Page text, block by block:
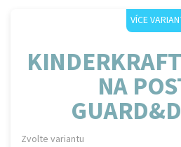
VÍCE
NA
Zvolte variantu